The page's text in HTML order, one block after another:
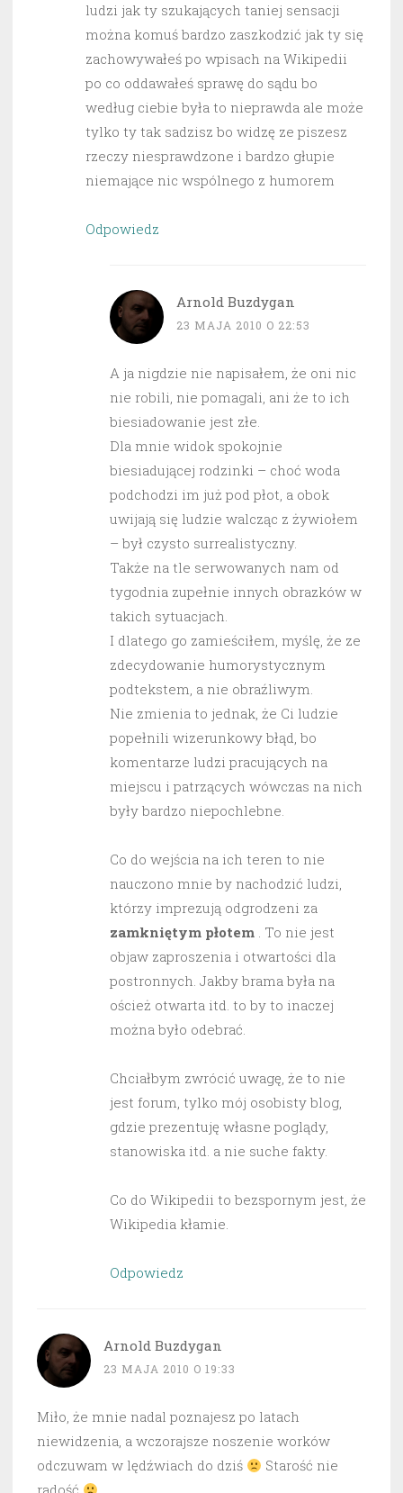
ludzi jak ty szukających taniej sensacji
można komuś bardzo zaszkodzić jak ty się
zachowywałeś po wpisach na Wikipedii
po co oddawałeś sprawę do sądu bo
według ciebie była to nieprawda ale może
tylko ty tak sadzisz bo widzę ze piszesz
rzeczy niesprawdzone i bardzo głupie
niemające nic wspólnego z humorem
Odpowiedz
Arnold Buzdygan
23 MAJA 2010 O 22:53
A ja nigdzie nie napisałem, że oni nic
nie robili, nie pomagali, ani że to ich
biesiadowanie jest złe.
Dla mnie widok spokojnie
biesiadującej rodzinki – choć woda
podchodzi im już pod płot, a obok
uwijają się ludzie walcząc z żywiołem
– był czysto surrealistyczny.
Także na tle serwowanych nam od
tygodnia zupełnie innych obrazków w
takich sytuacjach.
I dlatego go zamieściłem, myślę, że ze
zdecydowanie humorystycznym
podtekstem, a nie obraźliwym.
Nie zmienia to jednak, że Ci ludzie
popełnili wizerunkowy błąd, bo
komentarze ludzi pracujących na
miejscu i patrzących wówczas na nich
były bardzo niepochlebne.
Co do wejścia na ich teren to nie
nauczono mnie by nachodzić ludzi,
którzy imprezują odgrodzeni za
zamkniętym płotem . To nie jest
objaw zaproszenia i otwartości dla
postronnych. Jakby brama była na
oścież otwarta itd. to by to inaczej
można było odebrać.
Chciałbym zwrócić uwagę, że to nie
jest forum, tylko mój osobisty blog,
gdzie prezentuję własne poglądy,
stanowiska itd. a nie suche fakty.
Co do Wikipedii to bezspornym jest, że
Wikipedia kłamie.
Odpowiedz
Arnold Buzdygan
23 MAJA 2010 O 19:33
Miło, że mnie nadal poznajesz po latach
niewidzenia, a wczorajsze noszenie worków
odczuwam w lędźwiach do dziś
Starość nie